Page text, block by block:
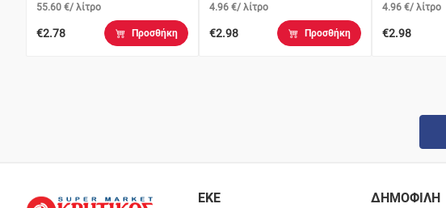
55.60 €/ λίτρο
€2.78 Προσθήκη
4.96 €/ λίτρο
€2.98 Προσθήκη
4.96 €/ λίτρο
€2.98
ΕΚΕ ΔΗΜΟΦΙΛΗ